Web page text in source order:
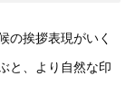
の挨拶表現がいく
と、より自然な印